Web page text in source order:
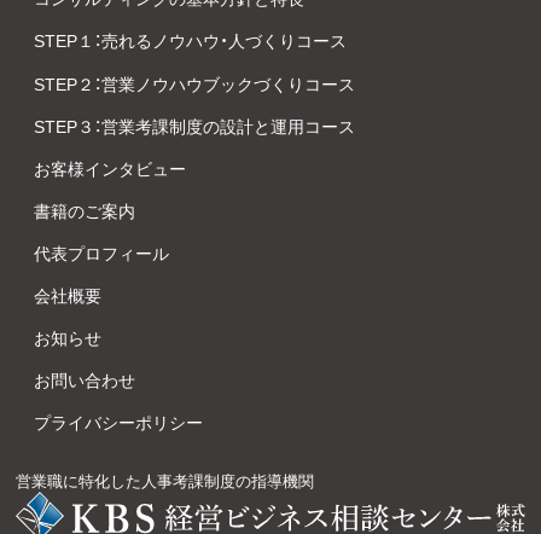
STEP１：売れるノウハウ・人づくりコース
STEP２：営業ノウハウブックづくりコース
STEP３：営業考課制度の設計と運用コース
お客様インタビュー
書籍のご案内
代表プロフィール
会社概要
お知らせ
お問い合わせ
プライバシーポリシー
営業職に特化した人事考課制度の指導機関